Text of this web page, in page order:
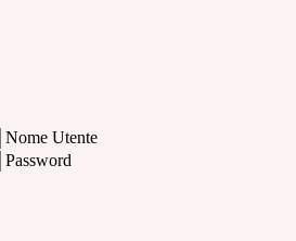
Nome Utente
Password